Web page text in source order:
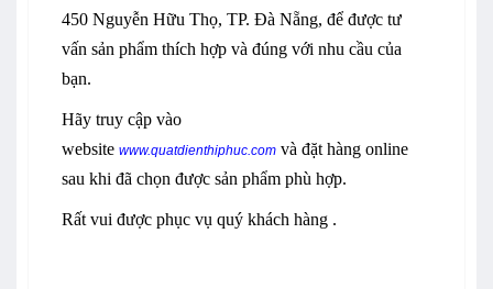
450 Nguyễn Hữu Thọ, TP. Đà Nẵng, để được tư
vấn sản phẩm thích hợp và đúng với nhu cầu của
bạn.
Hãy truy cập vào
website www.quatdienthiphuc.com và đặt hàng online
sau khi đã chọn được sản phẩm phù hợp.
Rất vui được phục vụ quý khách hàng .